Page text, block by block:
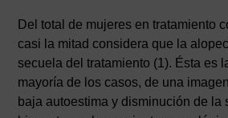
Del total de mujeres en tratamiento
casi la mitad considera que la
secuela del tratamiento (1). Ésta es
mayoría de los casos, de una
baja autoestima y disminución de la